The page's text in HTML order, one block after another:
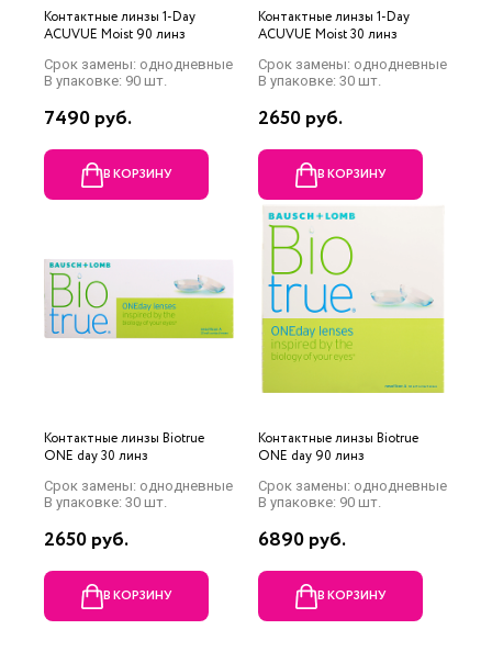
Контактные линзы 1-Day
ACUVUE Moist 90 линз
Срок замены: однодневные
В упаковке: 90 шт.
7490 руб.
В КОРЗИНУ
Контактные линзы 1-Day
ACUVUE Moist 30 линз
Срок замены: однодневные
В упаковке: 30 шт.
2650 руб.
В КОРЗИНУ
Контактные линзы Biotrue
ONE day 30 линз
Срок замены: однодневные
В упаковке: 30 шт.
2650 руб.
В КОРЗИНУ
Контактные линзы Biotrue
ONE day 90 линз
Срок замены: однодневные
В упаковке: 90 шт.
6890 руб.
В КОРЗИНУ